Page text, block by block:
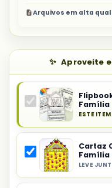
Arquivos em alta
Aproveite e
Produto
principal
do
combo:
Flipbook
Família
ESTE ITEM
Selecionar
Cartaz
Família
LEVE